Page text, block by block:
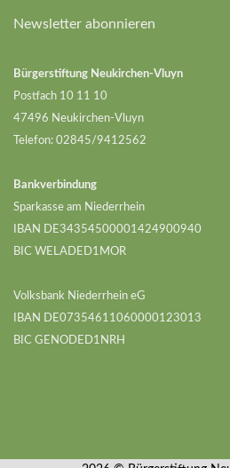
Newsletter abonnieren
Bürgerstiftung Neukirchen-Vluyn
Postfach 10 11 10
47496 Neukirchen-Vluyn
Telefon: 02845/9412562
Bankverbindung
Sparkasse am Niederrhein
IBAN DE34354500001424900940
BIC WELADED1MOR
Volksbank Niederrhein eG
IBAN DE07354611060000123013
BIC GENODED1NRH